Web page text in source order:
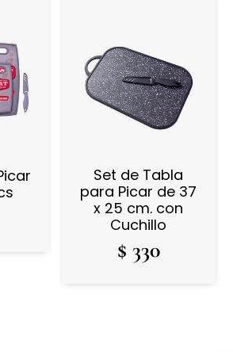
Set de Tabla
para Picar de 37
x 25 cm. con
Cuchillo
$ 330